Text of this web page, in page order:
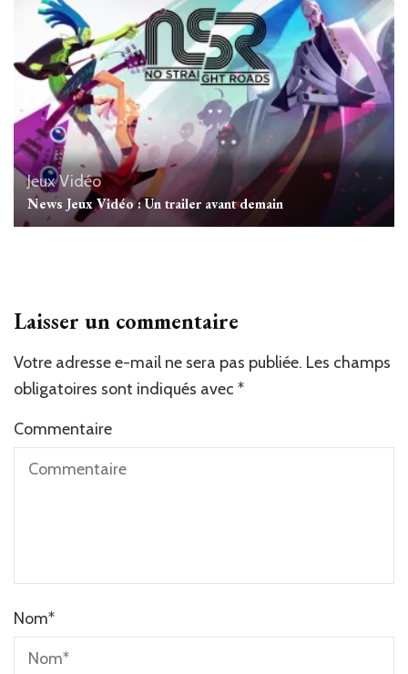
Jeux Vidéo
News Jeux Vidéo : Un trailer avant demain
Laisser un commentaire
Votre adresse e-mail ne sera pas publiée. Les champs
obligatoires sont indiqués avec *
Commentaire
Nom*